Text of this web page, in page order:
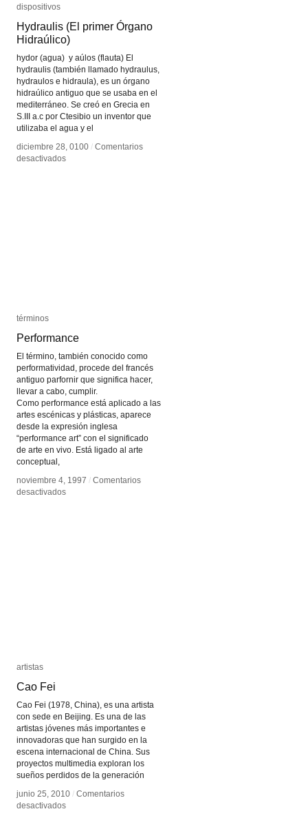
dispositivos
Hydraulis (El primer Órgano
Hidraúlico)
hydor (agua) y aúlos (flauta) El
hydraulis (también llamado hydraulus,
hydraulos e hidraula), es un órgano
hidraúlico antiguo que se usaba en el
mediterráneo. Se creó en Grecia en
S.III a.c por Ctesibio un inventor que
utilizaba el agua y el
diciembre 28, 0100 / Comentarios
desactivadosen
dispositivos
Hydraulis (El primer Órgano
Hidraúlico)
diciembre 28, 0100 / Comentarios
desactivadosen
términos
Performance
El término, también conocido como
performatividad, procede del francés
antiguo parfornir que significa hacer,
llevar a cabo, cumplir.
Como performance está aplicado a las
artes escénicas y plásticas, aparece
desde la expresión inglesa
“performance art” con el significado
de arte en vivo. Está ligado al arte
conceptual,
noviembre 4, 1997 / Comentarios
desactivadosen
términos
Performance
noviembre 4, 1997 / Comentarios
desactivadosen
artistas
Cao Fei
Cao Fei (1978, China), es una artista
con sede en Beijing. Es una de las
artistas jóvenes más importantes e
innovadoras que han surgido en la
escena internacional de China. Sus
proyectos multimedia exploran los
sueños perdidos de la generación
junio 25, 2010 / Comentarios
desactivadosen
artistas
Cao Fei
junio 25, 2010 / Comentarios
desactivadosen